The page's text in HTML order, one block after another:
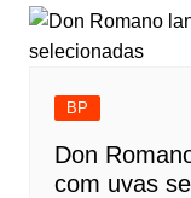
BP
Don
com uvas